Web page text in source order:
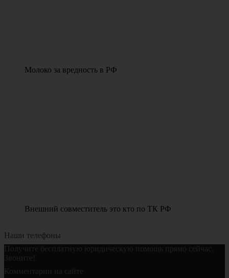
Молоко за вредность в РФ
Внешний совместитель это кто по ТК РФ
Наши телефоны